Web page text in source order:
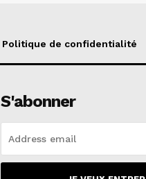
Politique de confidentialité
S'abonner